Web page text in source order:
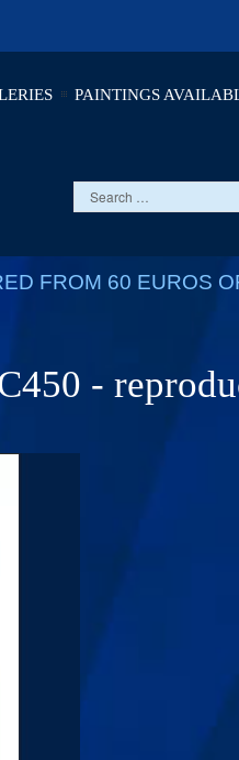
PAINTINGS
FROM 60 EUROS
-